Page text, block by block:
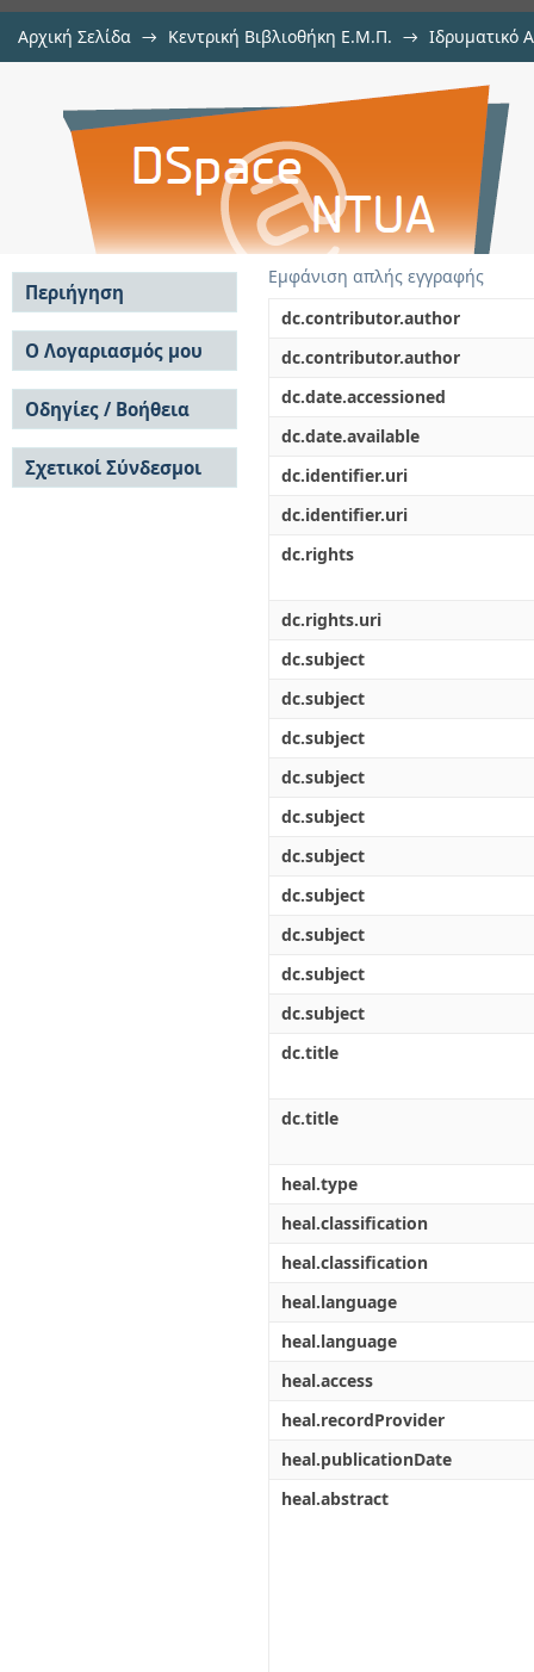
Αρχική Σελίδα → Κεντρική Βιβλιοθήκη Ε.Μ.Π. → Ιδρυματικό
Αυτόματη παραγωγή
αναδρομικά νευρωνικά δίκτυα
Εμφάνιση απλής εγγραφής
dc.contributor.author
dc.contributor.author
dc.date.accessioned
dc.date.available
dc.identifier.uri
dc.identifier.uri
dc.rights
dc.rights.uri
dc.subject
dc.subject
dc.subject
dc.subject
dc.subject
dc.subject
dc.subject
dc.subject
dc.subject
dc.subject
dc.title
dc.title
heal.type
heal.classification
heal.classification
heal.language
heal.language
heal.access
heal.recordProvider
heal.publicationDate
heal.abstract
Περιήγηση
Σε όλο το DSpace
Κοινότητες & Συλλογές
Ανά Ημερομηνία
Έκδοσης
Συγγραφείς
Τίτλοι
Θέματα
Ο Λογαριασμός μου
Σύνδεση
Εγγραφή
Οδηγίες / Βοήθεια
Οδηγίες Υποβολής
Οδηγίες Χρήσης ΙΑ
Συχνές Ερωτήσεις
Σχετικοί Σύνδεσμοι